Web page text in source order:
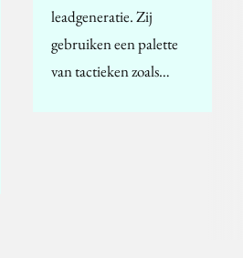
leadgeneratie. Zij
gebruiken een palette
van tactieken zoals…